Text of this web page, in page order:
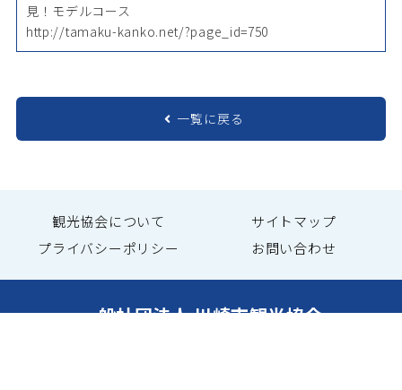
見！モデルコース
http://tamaku-kanko.net/?page_id=750
一覧に戻る
観光協会について
サイトマップ
プライバシーポリシー
お問い合わせ
一般社団法人 川崎市観光協会